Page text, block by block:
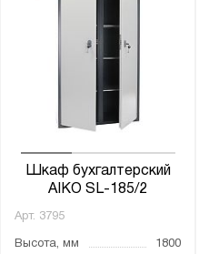
Шкаф бухгалтерский
AIKO SL-185/2
Арт. 3795
Высота, мм
1800